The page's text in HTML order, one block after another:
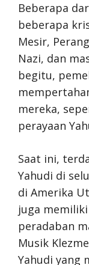
Beberapa
beberapa
Mesir,
Nazi, dan
begitu,
mereka,
perayaan
Saat ini,
Yahudi di
di Amerika
juga
peradaban
Musik
Yahudi yang